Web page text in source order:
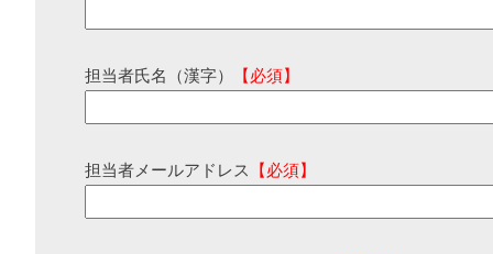
担当者氏名（漢字） 【必須】
担当者メールアドレス 【必須】